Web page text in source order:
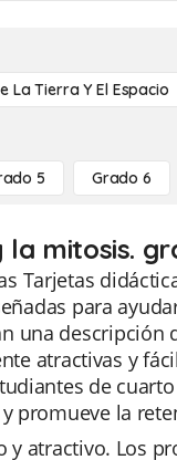
La Tierra Y El Espacio
5 Grado 6
mitosis.
Tarjetas
para
una descripción
atractivas y
de
promueve la
y atractivo. Los